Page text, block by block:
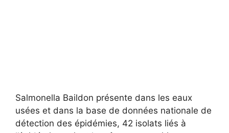
Salmonella Baildon présente dans les eaux
usées et dans la base de données nationale de
détection des épidémies, 42 isolats liés à